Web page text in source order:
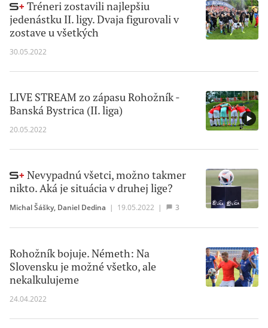
Tréneri zostavili najlepšiu
jedenástku II. ligy. Dvaja figurovali v
zostave u všetkých
30.05.2022
LIVE STREAM zo zápasu Rohožník -
Banská Bystrica (II. liga)
20.05.2022
Nevypadnú všetci, možno takmer
nikto. Aká je situácia v druhej lige?
Michal Šášky, Daniel Dedina | 19.05.2022 | 3
Rohožník bojuje. Németh: Na
Slovensku je možné všetko, ale
nekalkulujeme
24.04.2022